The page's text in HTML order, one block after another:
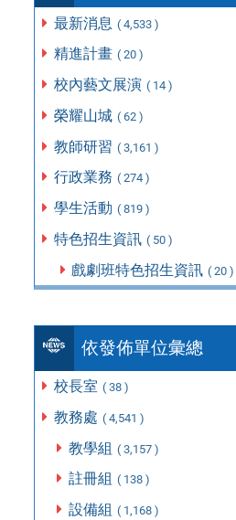
最新消息 ( 4,533 )
精進計畫 ( 20 )
校內藝文展演 ( 14 )
榮耀山城 ( 62 )
教師研習 ( 3,161 )
行政業務 ( 274 )
學生活動 ( 819 )
特色招生資訊 ( 50 )
戲劇班特色招生資訊 ( 20 )
依發佈單位彙總
校長室 ( 38 )
教務處 ( 4,541 )
教學組 ( 3,157 )
註冊組 ( 138 )
設備組 ( 1,168 )